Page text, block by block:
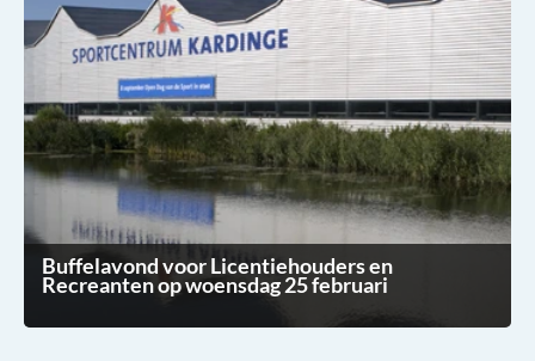
Buffelavond voor Licentiehouders en
Recreanten op woensdag 25 februari